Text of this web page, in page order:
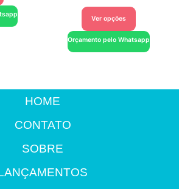
Ver opções
Orçamento pelo Whatsapp
HOME
CONTATO
SOBRE